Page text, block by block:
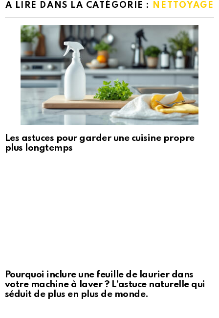
A LIRE DANS LA CATÉGORIE : NETTOYAGE
Les astuces pour garder une cuisine propre
plus longtemps
Pourquoi inclure une feuille de laurier dans
votre machine à laver ? L’astuce naturelle qui
séduit de plus en plus de monde.